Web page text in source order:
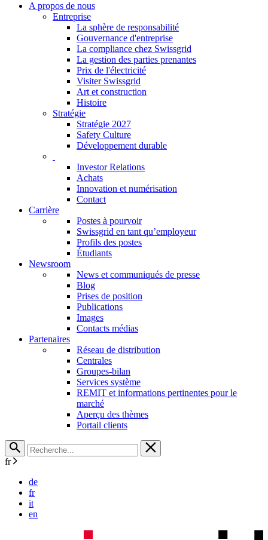
A propos de nous
Entreprise
La sphère de responsabilité
Gouvernance d'entreprise
La compliance chez Swissgrid
La gestion des parties prenantes
Prix de l'électricité
Visiter Swissgrid
Art et construction
Histoire
Stratégie
Stratégie 2027
Safety Culture
Développement durable
Investor Relations
Achats
Innovation et numérisation
Contact
Carrière
Postes à pourvoir
Swissgrid en tant qu’employeur
Profils des postes
Étudiants
Newsroom
News et communiqués de presse
Blog
Prises de position
Publications
Images
Contacts médias
Partenaires
Réseau de distribution
Centrales
Groupes-bilan
Services système
REMIT et informations pertinentes pour le
marché
Aperçu des thèmes
Portail clients
fr
de
fr
it
en